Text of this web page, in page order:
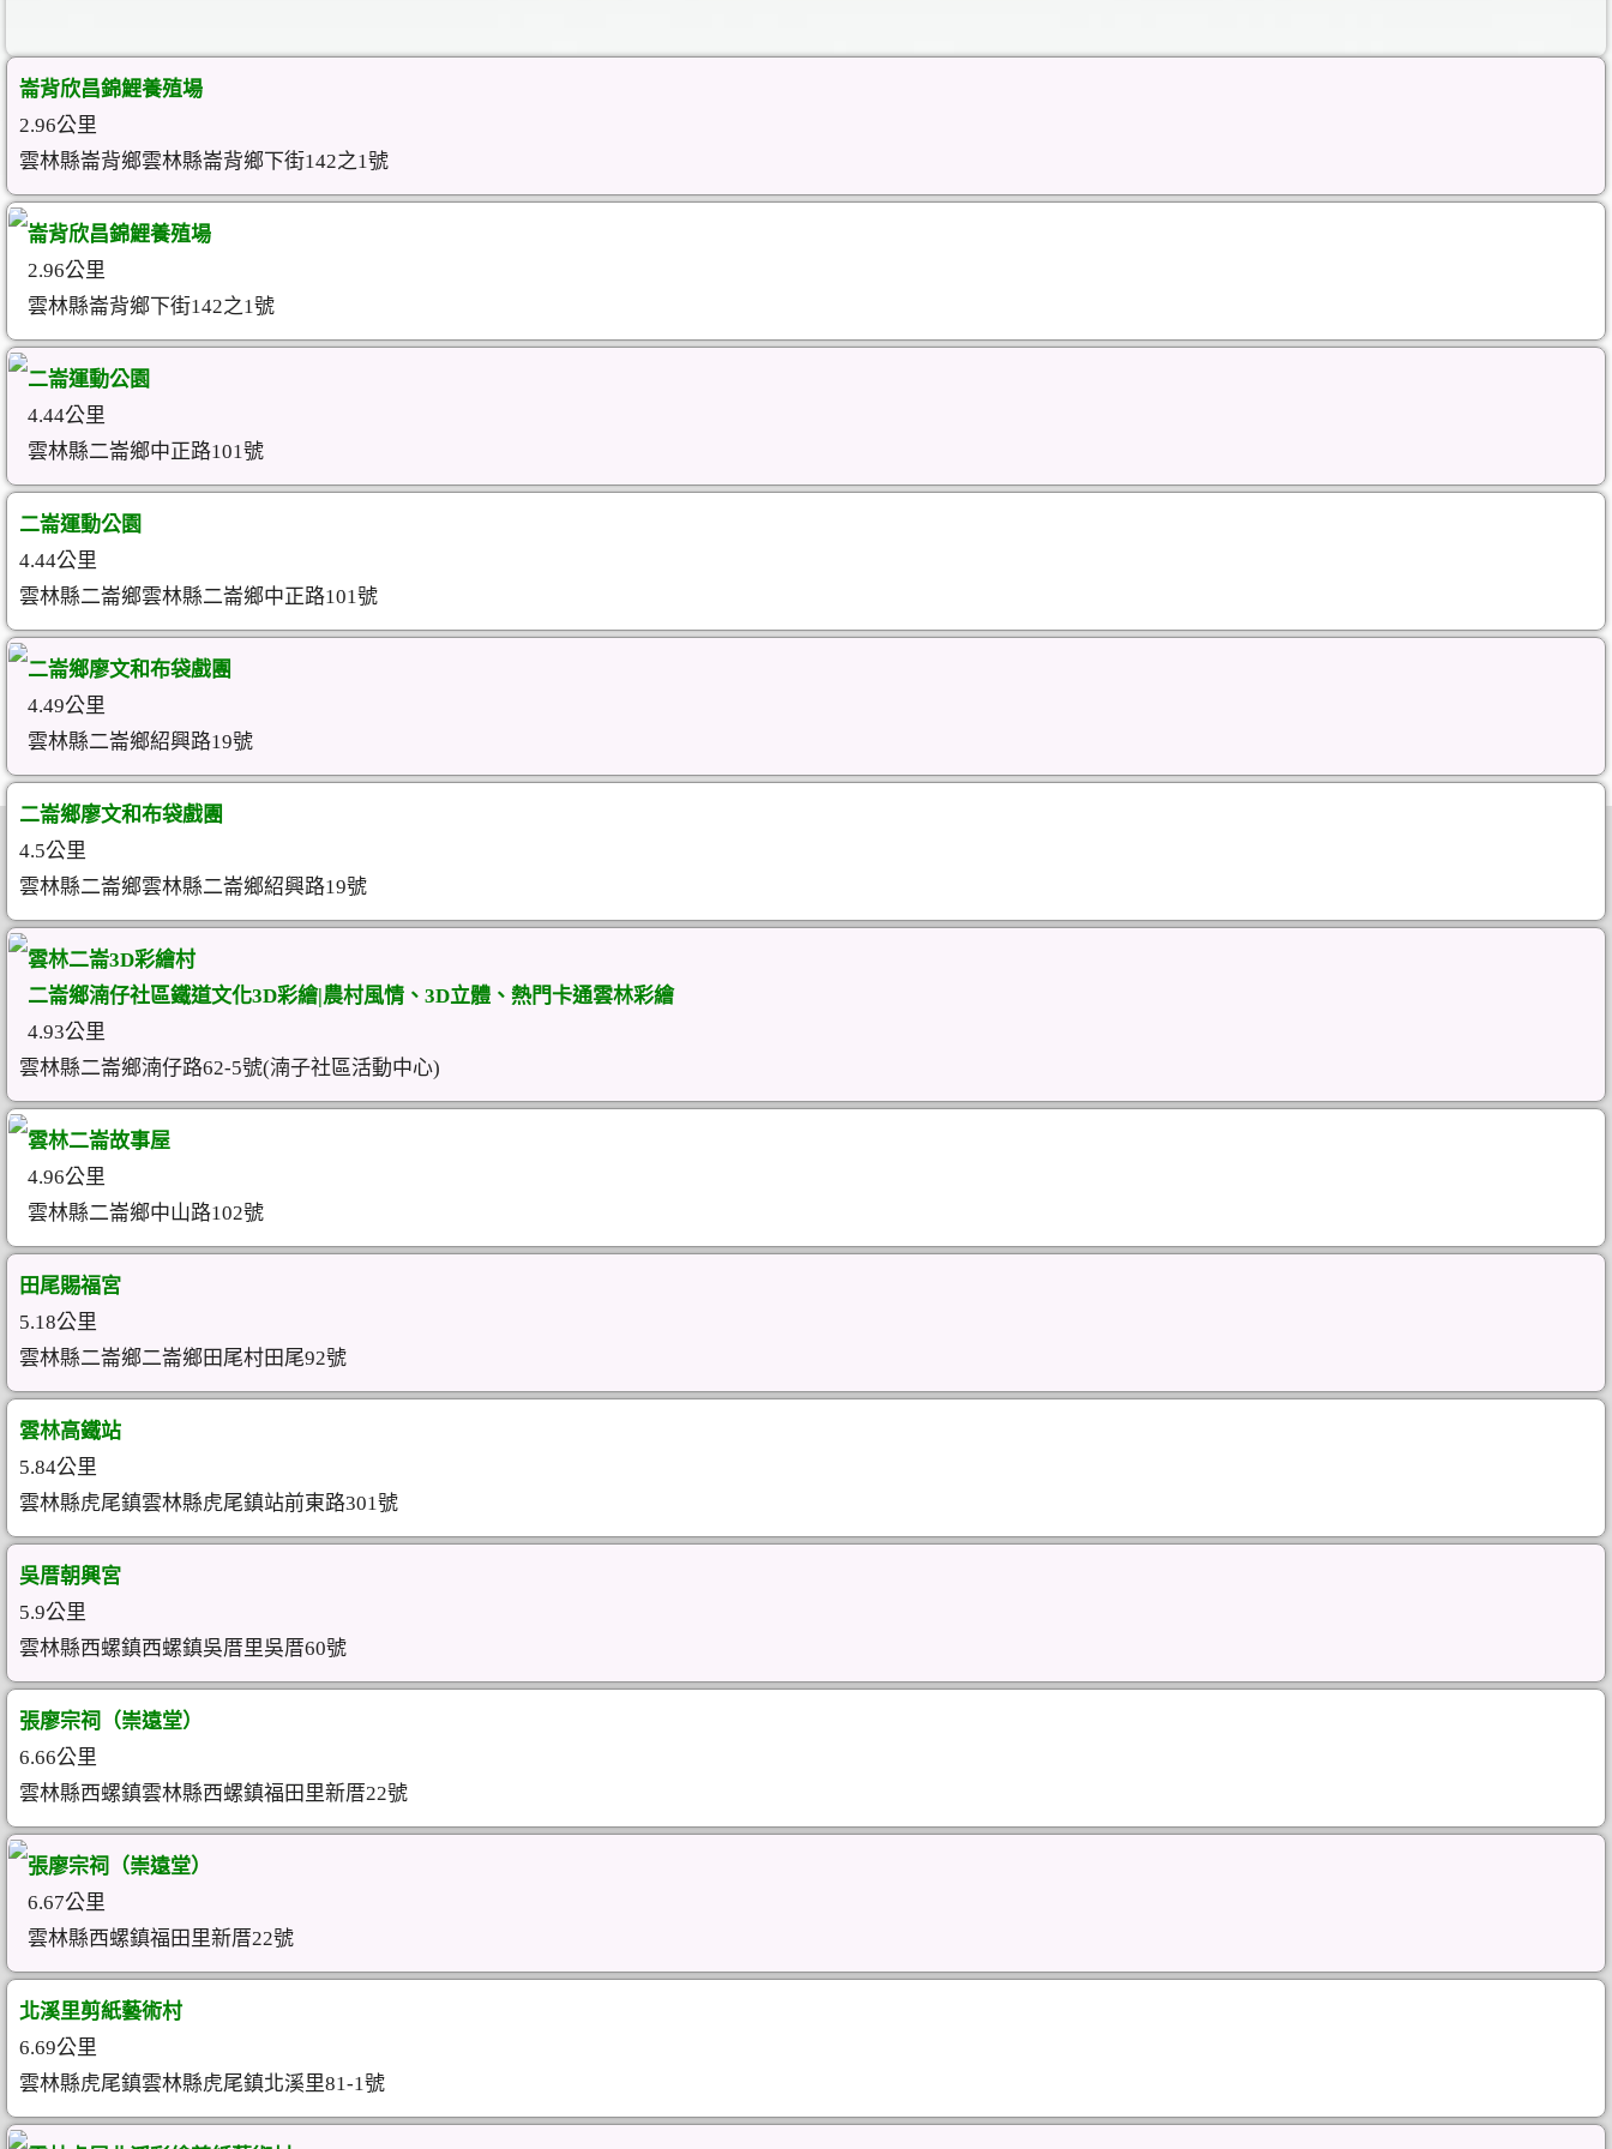
崙背欣昌錦鯉養殖場
2.96公里
雲林縣崙背鄉雲林縣崙背鄉下街142之1號
崙背欣昌錦鯉養殖場
2.96公里
雲林縣崙背鄉下街142之1號
二崙運動公園
4.44公里
雲林縣二崙鄉中正路101號
二崙運動公園
4.44公里
雲林縣二崙鄉雲林縣二崙鄉中正路101號
二崙鄉廖文和布袋戲團
4.49公里
雲林縣二崙鄉紹興路19號
二崙鄉廖文和布袋戲團
4.5公里
雲林縣二崙鄉雲林縣二崙鄉紹興路19號
雲林二崙3D彩繪村
二崙鄉湳仔社區鐵道文化3D彩繪|農村風情、3D立體、熱門卡通雲林彩繪
4.93公里
雲林縣二崙鄉湳仔路62-5號(湳子社區活動中心)
雲林二崙故事屋
4.96公里
雲林縣二崙鄉中山路102號
田尾賜福宮
5.18公里
雲林縣二崙鄉二崙鄉田尾村田尾92號
雲林高鐵站
5.84公里
雲林縣虎尾鎮雲林縣虎尾鎮站前東路301號
吳厝朝興宮
5.9公里
雲林縣西螺鎮西螺鎮吳厝里吳厝60號
張廖宗祠（崇遠堂）
6.66公里
雲林縣西螺鎮雲林縣西螺鎮福田里新厝22號
張廖宗祠（崇遠堂）
6.67公里
雲林縣西螺鎮福田里新厝22號
北溪里剪紙藝術村
6.69公里
雲林縣虎尾鎮雲林縣虎尾鎮北溪里81-1號